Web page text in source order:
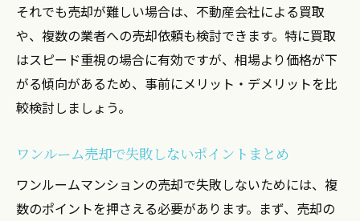
それでも売却が難しい場合は、不動産会社による買取
や、複数の業者への売却依頼も検討できます。特に買取
はスピード重視の場合に有効ですが、相場より価格が下
がる傾向があるため、事前にメリット・デメリットを比
較検討しましょう。
ワンルーム売却で失敗しないポイントまとめ
ワンルームマンションの売却で失敗しないためには、複
数のポイントを押さえる必要があります。まず、売却の